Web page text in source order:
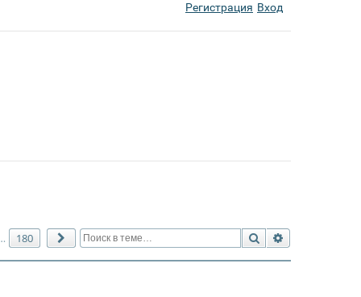
Регистрация Вход
Поиск
180 След.